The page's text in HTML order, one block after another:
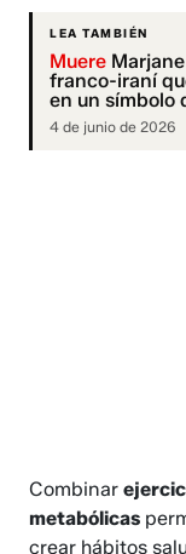
LEA TAMBIÉN
Muere
franco-iraní
en un símbolo
4 de junio de 2026
Combinar
metabólicas
crear hábitos